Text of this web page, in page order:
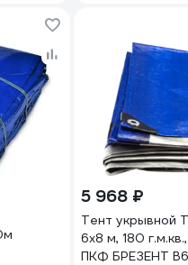
5 968 ₽
Тент укрывной
6х8 м, 180
ПКФ БРЕЗЕНТ